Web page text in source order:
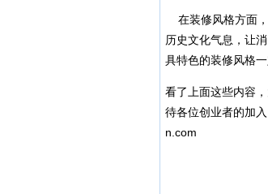
在装修风格方面，
历史文化气息，让
具特色的装修风格
看了上面这些内容
待各位创业者的加
n.com